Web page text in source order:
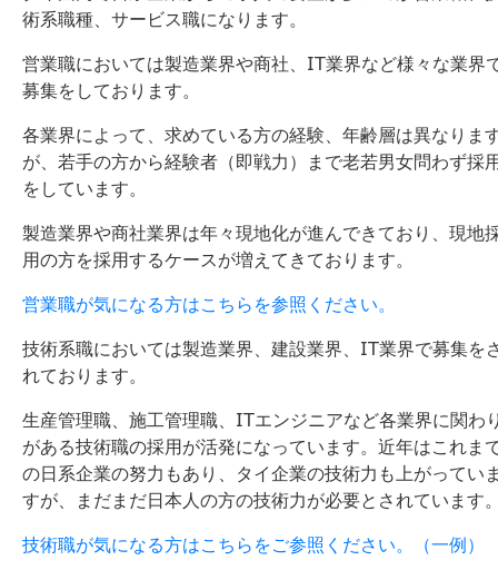
術系職種、サービス職になります。
営業職においては製造業界や商社、IT業界など様々な業界
募集をしております。
各業界によって、求めている方の経験、年齢層は異なりま
が、若手の方から経験者（即戦力）まで老若男女問わず採
をしています。
製造業界や商社業界は年々現地化が進んできており、現地
用の方を採用するケースが増えてきております。
営業職が気になる方はこちらを参照ください。
技術系職においては製造業界、建設業界、IT業界で募集を
れております。
生産管理職、施工管理職、ITエンジニアなど各業界に関わ
がある技術職の採用が活発になっています。近年はこれま
の日系企業の努力もあり、タイ企業の技術力も上がってい
すが、まだまだ日本人の方の技術力が必要とされています
技術職が気になる方はこちらをご参照ください。（一例）